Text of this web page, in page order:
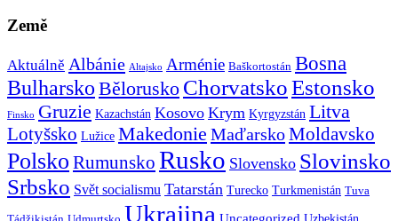
Země
Aktuálně Albánie Altajsko Arménie Baškortostán Bosna
Bulharsko Bělorusko ChorvatskoEstonsko
Finsko Gruzie Kazachstán Kosovo Krym Kyrgyzstán Litva
Lotyšsko Lužice Makedonie MaďarskoMoldavsko
Polsko Rumunsko Rusko Slovensko Slovinsko
Srbsko Svět socialismu Tatarstán Turecko Turkmenistán Tuva
Ukrajina Uncategorized Uzbekistán